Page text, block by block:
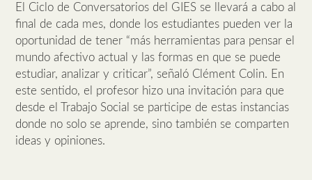
El Ciclo de Conversatorios del GIES se llevará a cabo al
final de cada mes, donde los estudiantes pueden ver la
oportunidad de tener “más herramientas para pensar el
mundo afectivo actual y las formas en que se puede
estudiar, analizar y criticar”, señaló Clément Colin. En
este sentido, el profesor hizo una invitación para que
desde el Trabajo Social se participe de estas instancias
donde no solo se aprende, sino también se comparten
ideas y opiniones.